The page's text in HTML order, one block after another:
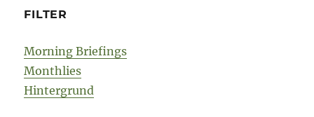
FILTER
Morning Briefings
Monthlies
Hintergrund